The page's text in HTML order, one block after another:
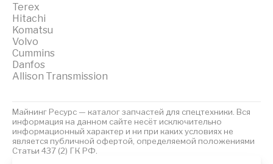
Terex
Hitachi
Komatsu
Volvo
Cummins
Danfos
Allison Transmission
Майнинг Ресурс — каталог запчастей для спецтехники. Вся
информация на данном сайте несёт исключительно
информационный характер и ни при каких условиях не
является публичной офертой, определяемой положениями
Статьи 437 (2) ГК РФ.